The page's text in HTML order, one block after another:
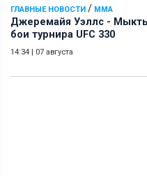
ГЛАВНЫЕ НОВОСТИ / ММА
Джеремайя Уэллс -
бои турнира UFC 330
14:34 | 07 августа